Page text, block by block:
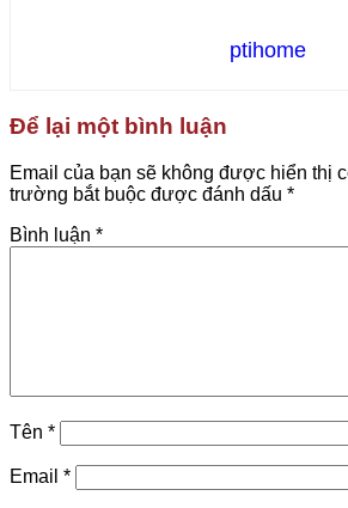
ptihome
Để lại một bình luận
Email của bạn sẽ không được hiển thị
trường bắt buộc được đánh dấu *
Bình luận *
Tên *
Email *